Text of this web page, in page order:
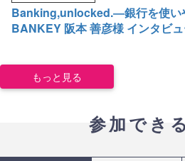
Banking,unlocked.―銀行を使い
BANKEY 阪本 善彦様 インタビ
もっと見る
参加でき